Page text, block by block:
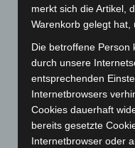
September 2025(93)
August 2025 (90)
Juli 2025(90)
Juni 2025(103)
Mai 2025(112)
April 2025 (88)
März 2025(111)
merkt sich die Artikel,
Warenkorb gelegt hat,
Die betroffene Person
durch unsere
entsprechenden
Internetbrowsers
Cookies dauerhaft
bereits gesetzte
Internetbrowser oder